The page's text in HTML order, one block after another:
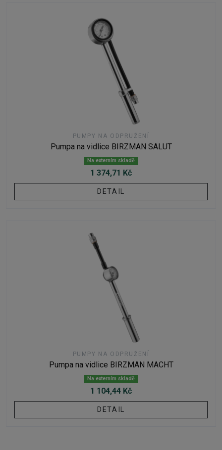
PUMPY NA ODPRUŽENÍ
Pumpa na vidlice BIRZMAN SALUT
Na externím skladě
1 374,71 Kč
DETAIL
PUMPY NA ODPRUŽENÍ
Pumpa na vidlice BIRZMAN MACHT
Na externím skladě
1 104,44 Kč
DETAIL